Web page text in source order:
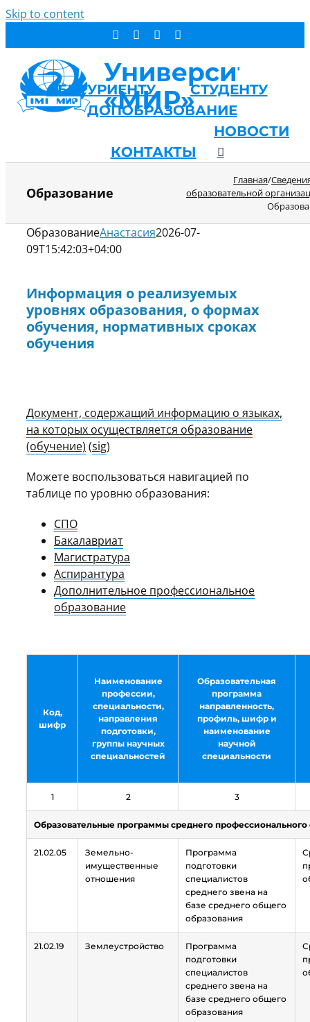
Skip to content
АБИТУРИЕНТУ
СТУДЕНТУ
ДОПОБРАЗОВАНИЕ
НОВОСТИ
КОНТАКТЫ
Образование
Главная/
образовательной
ОбразованиеАнастасия2026-07-
09T15:42:03+04:00
Информация о реализуемых
уровнях образования, о формах
обучения, нормативных сроках
обучения
Документ, содержащий информацию о языках,
на которых осуществляется образование
(обучение) (sig)
Можете воспользоваться навигацией по
таблице по уровню образования:
СПО
Бакалавриат
Магистратура
Аспирантура
Дополнительное профессиональное
образование
Код,
шифр
Наименование
профессии,
специальности,
направления
подготовки,
группы научных
специальностей
Образовательная
программа
направленность,
профиль, шифр и
наименование
научной
специальности
1 2 3
Образовательные программы среднего профессионального
21.02.05
Земельно-
имущественные
отношения
Программа
подготовки
специалистов
среднего звена на
базе среднего общего
образования
21.02.19 Землеустройство
Программа
подготовки
специалистов
среднего звена на
базе среднего общего
образования